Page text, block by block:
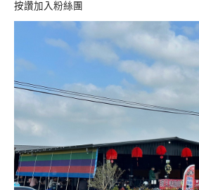
按讚加入粉絲團